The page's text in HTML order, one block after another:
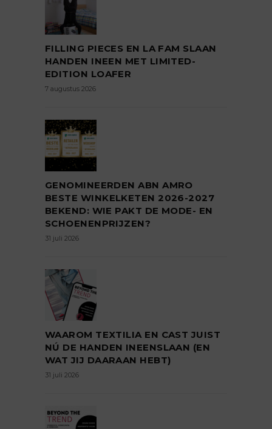
FILLING PIECES EN LA FAM SLAAN
HANDEN INEEN MET LIMITED-
EDITION LOAFER
7 augustus 2026
GENOMINEERDEN ABN AMRO
BESTE WINKELKETEN 2026-2027
BEKEND: WIE PAKT DE MODE- EN
SCHOENENPRIJZEN?
31 juli 2026
WAAROM TEXTILIA EN CAST JUIST
NÚ DE HANDEN INEENSLAAN (EN
WAT JIJ DAARAAN HEBT)
31 juli 2026